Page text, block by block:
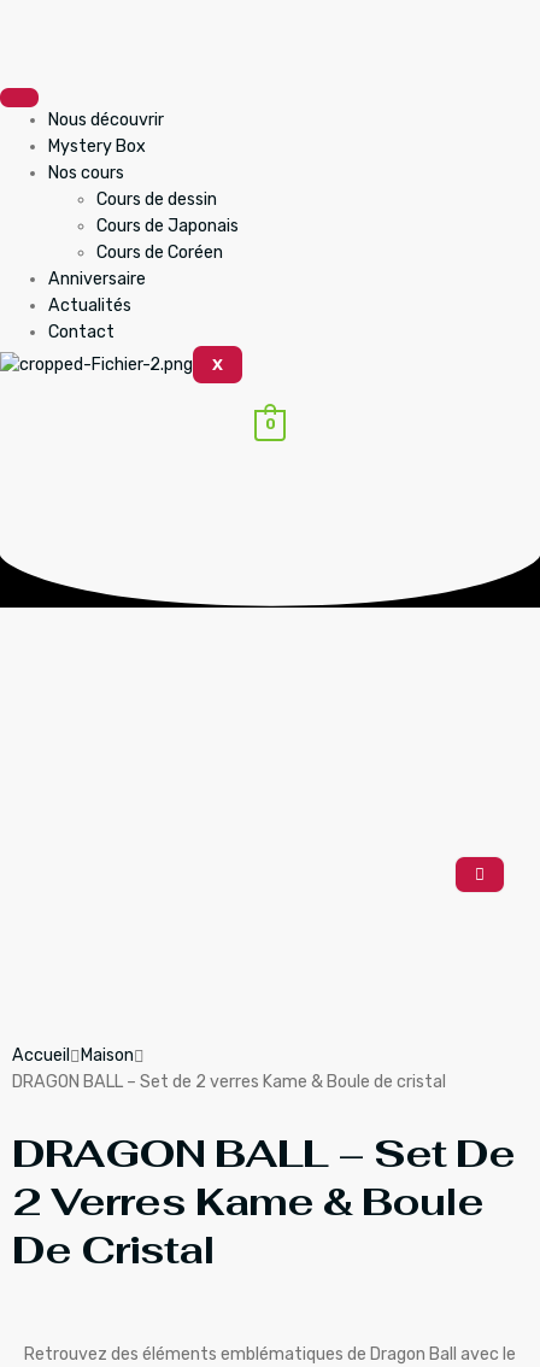
Nous découvrir
Mystery Box
Nos cours
Cours de dessin
Cours de Japonais
Cours de Coréen
Anniversaire
Actualités
Contact
X
0
Accueil Maison
DRAGON BALL – Set de 2 verres Kame & Boule de cristal
DRAGON BALL – Set De
2 Verres Kame & Boule
De Cristal
Retrouvez des éléments emblématiques de Dragon Ball avec le